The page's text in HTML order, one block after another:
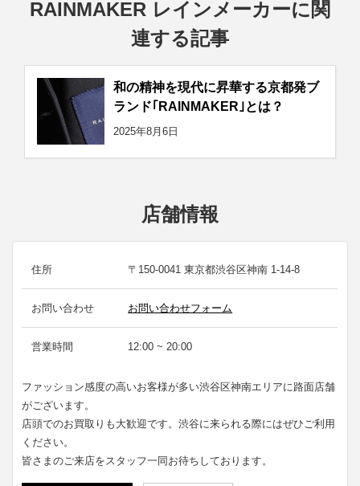
RAINMAKER レインメーカーに関
連する記事
和の精神を現代に昇華する京都発ブ
ランド｢RAINMAKER｣とは？
2025年8月6日
店舗情報
住所 〒150-0041 東京都渋谷区神南 1-14-8
お問い合わせ お問い合わせフォーム
営業時間 12:00 ~ 20:00
ファッション感度の高いお客様が多い渋谷区神南エリアに路面店舗
がございます。
店頭でのお買取りも大歓迎です。渋谷に来られる際にはぜひご利用
ください。
皆さまのご来店をスタッフ一同お待ちしております。